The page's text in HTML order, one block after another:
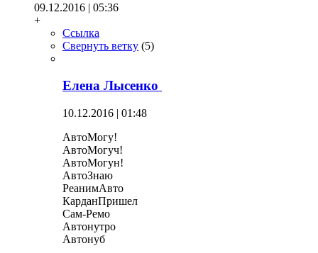
09.12.2016 | 05:36
+
Ссылка
Свернуть ветку (5)
Елена Лысенко
10.12.2016 | 01:48
АвтоМогу!
АвтоМогуч!
АвтоМогун!
АвтоЗнаю
РеанимАвто
КарданПришел
Сам-Ремо
Автонутро
Автонуб